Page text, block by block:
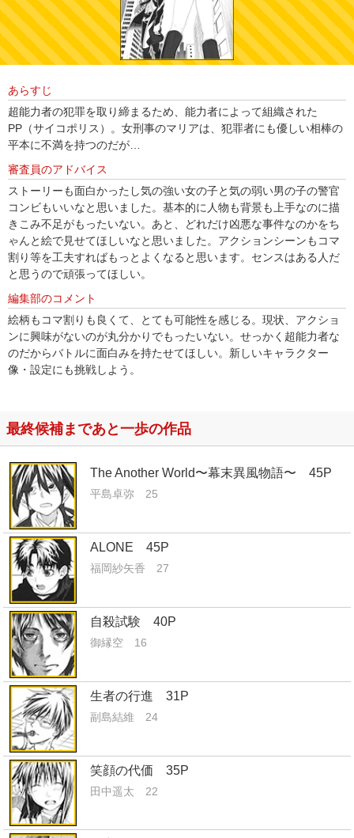
あらすじ
超能力者の犯罪を取り締まるため、能力者によって組織された
PP（サイコポリス）。女刑事のマリアは、犯罪者にも優しい相棒の
平本に不満を持つのだが…
審査員のアドバイス
ストーリーも面白かったし気の強い女の子と気の弱い男の子の警官
コンビもいいなと思いました。基本的に人物も背景も上手なのに描
きこみ不足がもったいない。あと、どれだけ凶悪な事件なのかをち
ゃんと絵で見せてほしいなと思いました。アクションシーンもコマ
割り等を工夫すればもっとよくなると思います。センスはある人だ
と思うので頑張ってほしい。
編集部のコメント
絵柄もコマ割りも良くて、とても可能性を感じる。現状、アクショ
ンに興味がないのが丸分かりでもったいない。せっかく超能力者な
のだからバトルに面白みを持たせてほしい。新しいキャラクター
像・設定にも挑戦しよう。
最終候補まであと一歩の作品
The Another World〜幕末異風物語〜 45P
平島卓弥 25
ALONE 45P
福岡紗矢香 27
自殺試験 40P
御縁空 16
生者の行進 31P
副島結維 24
笑顔の代価 35P
田中遥太 22